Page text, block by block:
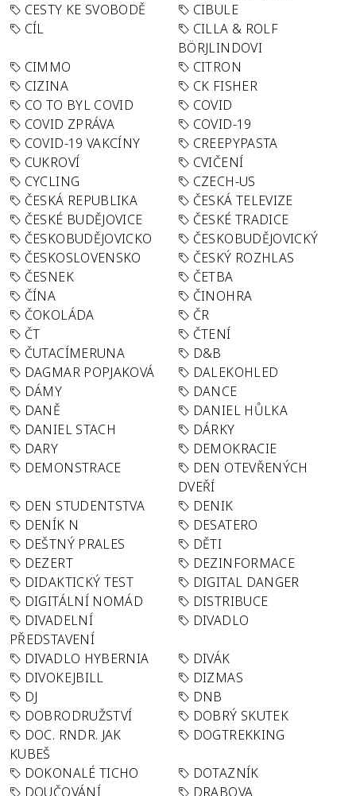
CESTY KE SVOBODĚ
CIBULE
CÍL
CILLA & ROLF
BÖRJLINDOVI
CIMMO
CITRON
CIZINA
CK FISHER
CO TO BYL COVID
COVID
COVID ZPRÁVA
COVID-19
COVID-19 VAKCÍNY
CREEPYPASTA
CUKROVÍ
CVIČENÍ
CYCLING
CZECH-US
ČESKÁ REPUBLIKA
ČESKÁ TELEVIZE
ČESKÉ BUDĚJOVICE
ČESKÉ TRADICE
ČESKOBUDĚJOVICKO
ČESKOBUDĚJOVICKÝ
ČESKOSLOVENSKO
ČESKÝ ROZHLAS
ČESNEK
ČETBA
ČÍNA
ČINOHRA
ČOKOLÁDA
ČR
ČT
ČTENÍ
ČUTACÍMERUNA
D&B
DAGMAR POPJAKOVÁ
DALEKOHLED
DÁMY
DANCE
DANĚ
DANIEL HŮLKA
DANIEL STACH
DÁRKY
DARY
DEMOKRACIE
DEMONSTRACE
DEN OTEVŘENÝCH
DVEŘÍ
DEN STUDENTSTVA
DENIK
DENÍK N
DESATERO
DEŠTNÝ PRALES
DĚTI
DEZERT
DEZINFORMACE
DIDAKTICKÝ TEST
DIGITAL DANGER
DIGITÁLNÍ NOMÁD
DISTRIBUCE
DIVADELNÍ
PŘEDSTAVENÍ
DIVADLO
DIVADLO HYBERNIA
DIVÁK
DIVOKEJBILL
DIZMAS
DJ
DNB
DOBRODRUŽSTVÍ
DOBRÝ SKUTEK
DOC. RNDR. JAK
KUBEŠ
DOGTREKKING
DOKONALÉ TICHO
DOTAZNÍK
DOUČOVÁNÍ
DRABOVA